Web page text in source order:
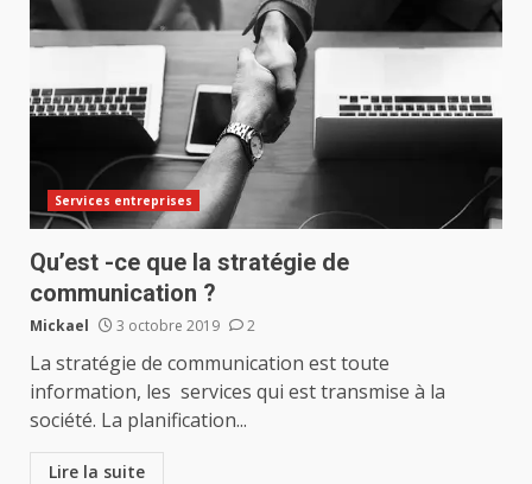
Services entreprises
Qu’est -ce que la stratégie de
communication ?
Mickael 3 octobre 2019 2
La stratégie de communication est toute
information, les services qui est transmise à la
société. La planification...
Lire la suite